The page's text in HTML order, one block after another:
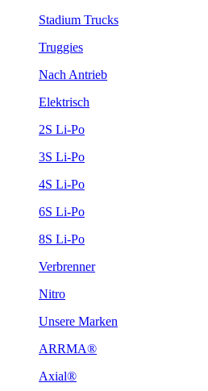
Stadium Trucks
Truggies
Nach Antrieb
Elektrisch
2S Li-Po
3S Li-Po
4S Li-Po
6S Li-Po
8S Li-Po
Verbrenner
Nitro
Unsere Marken
ARRMA®
Axial®